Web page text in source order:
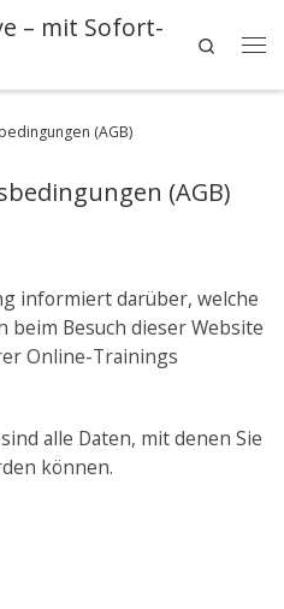
– mit Sofort-
Search
(AGB)
(AGB)
informiert darüber, welche
Besuch dieser Website
Online-Trainings
alle Daten, mit denen Sie
können.